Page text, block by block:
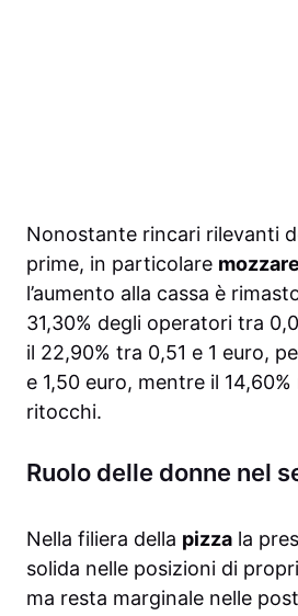
Nonostante rincari rilevanti
prime, in particolare
l’aumento alla cassa è
31,30% degli operatori tra
il 22,90% tra 0,51 e 1 euro,
e 1,50 euro, mentre il
ritocchi.
Ruolo delle donne nel
Nella filiera della pizza la
solida nelle posizioni di
ma resta marginale nelle